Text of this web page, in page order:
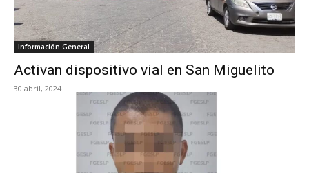
Información General
Activan dispositivo vial en San Miguelito
30 abril, 2024